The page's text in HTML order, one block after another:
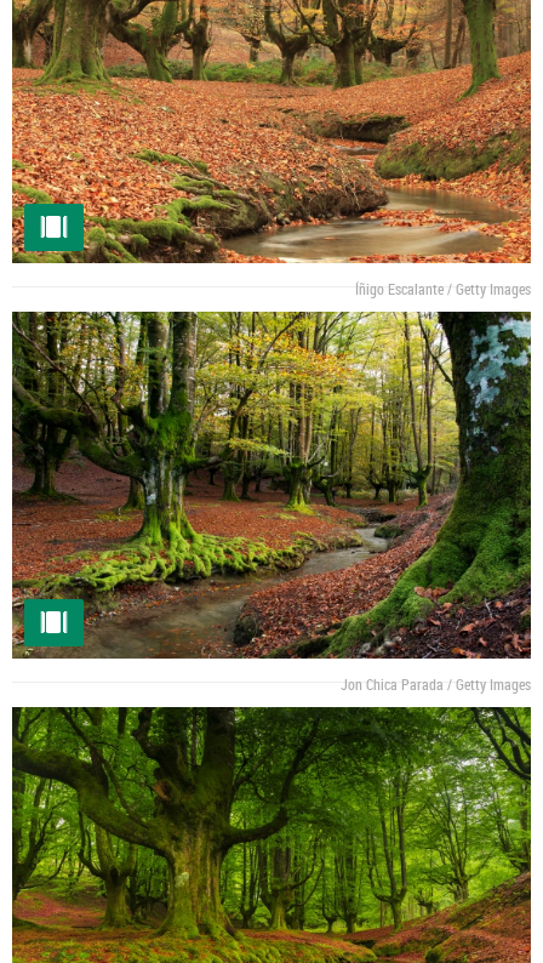
Íñigo Escalante / Getty Images
Jon Chica Parada / Getty Images